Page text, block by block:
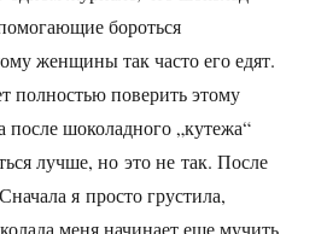
бороться
женщины так часто его едят.
полностью поверить этому
шоколадного „кутежа“
лучше, но это не так. После
я просто грустила,
меня начинает еще мучить